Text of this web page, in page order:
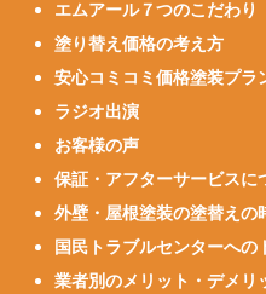
エムアール７つのこだわり
塗り替え価格の考え方
安心コミコミ価格塗装プラ
ラジオ出演
お客様の声
保証・アフターサービスに
外壁・屋根塗装の塗替えの
国民トラブルセンターへの
業者別のメリット・デメリ